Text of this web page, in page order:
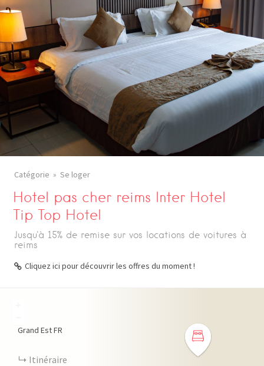
Catégorie Se loger
Hotel pas cher reims Inter Hotel
Tip Top Hotel
Jusqu'à 15% de remise sur vos locations de voitures à
reims
Cliquez ici pour découvrir les offres du moment !
Grand EstFR
Itinéraire